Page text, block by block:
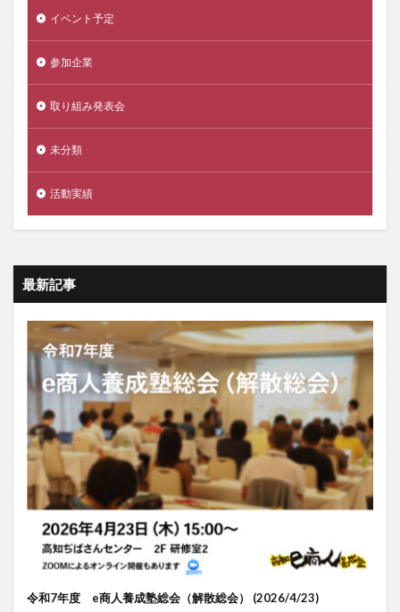
イベント予定
参加企業
取り組み発表会
未分類
活動実績
最新記事
令和7年度 e商人養成塾総会（解散総会） (2026/4/23)